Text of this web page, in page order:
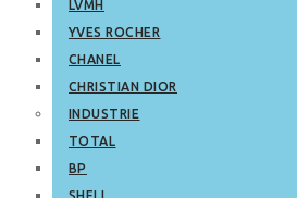
LVMH
YVES ROCHER
CHANEL
CHRISTIAN DIOR
INDUSTRIE
TOTAL
BP